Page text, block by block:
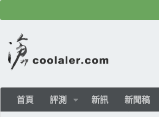
首頁 評測 新訊 新聞稿